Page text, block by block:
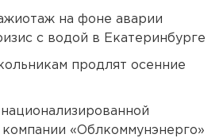
на фоне аварии
с водой в Екатеринбурге
продлят осенние
«Облкоммунэнерго»